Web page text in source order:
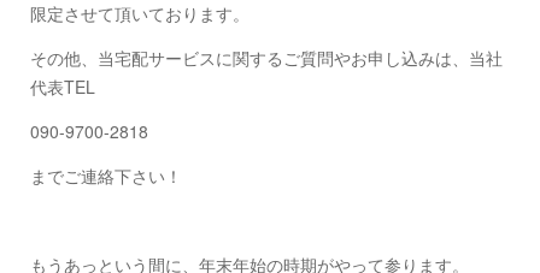
限定させて頂いております。
その他、当宅配サービスに関するご質問やお申し込みは、当社
代表TEL
090-9700-2818
までご連絡下さい！
もうあっという間に、年末年始の時期がやって参ります。